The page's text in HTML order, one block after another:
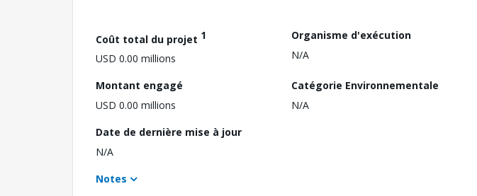
Coût total du projet 1
USD 0.00 millions
Organisme d'exécution
N/A
Montant engagé
USD 0.00 millions
Catégorie Environnementale
N/A
Date de dernière mise à jour
N/A
Notes